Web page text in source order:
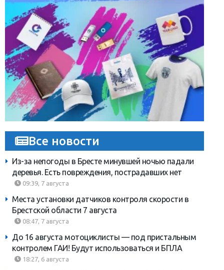
Все новости
Из-за непогоды в Бресте минувшей ночью падали
деревья. Есть повреждения, пострадавших нет
09:39, 7 августа
Места установки датчиков контроля скорости в
Брестской области 7 августа
08:47, 7 августа
До 16 августа мотоциклисты — под пристальным
контролем ГАИ! Будут использоваться и БПЛА
18:27, 6 августа